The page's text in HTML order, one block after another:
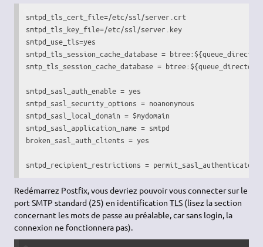
smtpd_tls_cert_file=/etc/ssl/server.crt
smtpd_tls_key_file=/etc/ssl/server.key
smtpd_use_tls=yes
smtpd_tls_session_cache_database =
smtp_tls_session_cache_database =
smtpd_sasl_auth_enable = yes
smtpd_sasl_security_options = noanonymous
smtpd_sasl_local_domain = $mydomain
smtpd_sasl_application_name = smtpd
broken_sasl_auth_clients = yes
smtpd_recipient_restrictions =
Redémarrez Postfix, vous devriez pouvoir vous connecter sur le
port SMTP standard (25) en identificationTLS (lisez la section
concernant les mots de passe au préalable, car sans login, la
connexion ne fonctionnera pas).